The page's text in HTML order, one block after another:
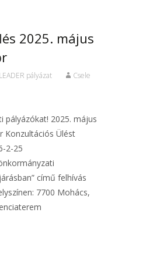
2025. május
LEADER pályázat
Csele
pályázókat! 2025. május
Konzultációs Ülést
2-25
című felhívás
7700 Mohács,